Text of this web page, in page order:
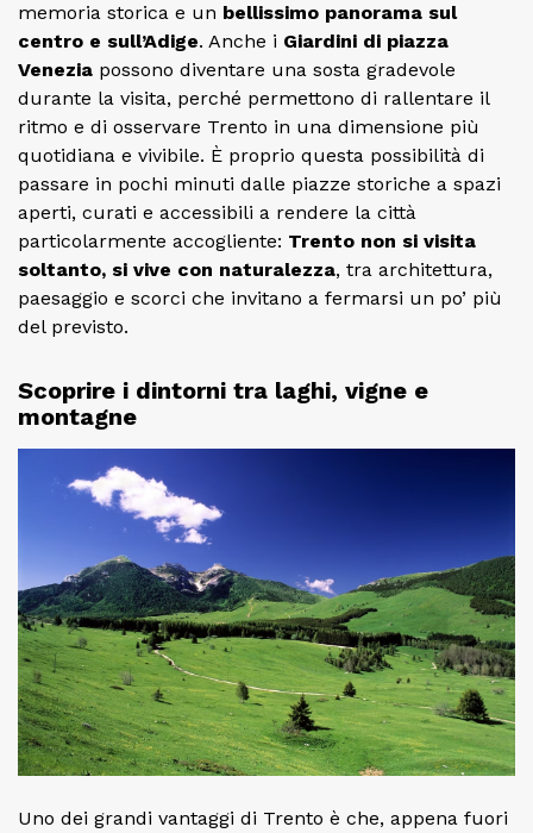
memoria storica e un bellissimo panorama sul
centro e sull’Adige. Anche i Giardini di piazza
Venezia possono diventare una sosta gradevole
durante la visita, perché permettono di rallentare il
ritmo e di osservare Trento in una dimensione più
quotidiana e vivibile. È proprio questa possibilità di
passare in pochi minuti dalle piazze storiche a spazi
aperti, curati e accessibili a rendere la città
particolarmente accogliente: Trento non si visita
soltanto, si vive con naturalezza, tra architettura,
paesaggio e scorci che invitano a fermarsi un po’ più
del previsto.
Scoprire i dintorni tra laghi, vigne e
montagne
Uno dei grandi vantaggi di Trento è che, appena fuori